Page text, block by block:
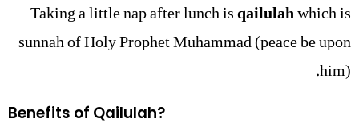
Taking a little nap after lunch isqailulahwhich is
sunnah of Holy Prophet Muhammad (peace be upon
him).
Benefits of Qailulah?